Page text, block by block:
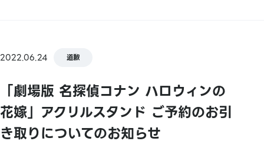
2022.06.24 道歉
「劇場版 名探偵コナン ハロウィンの
花嫁」アクリルスタンド ご予約のお引
き取りについてのお知らせ